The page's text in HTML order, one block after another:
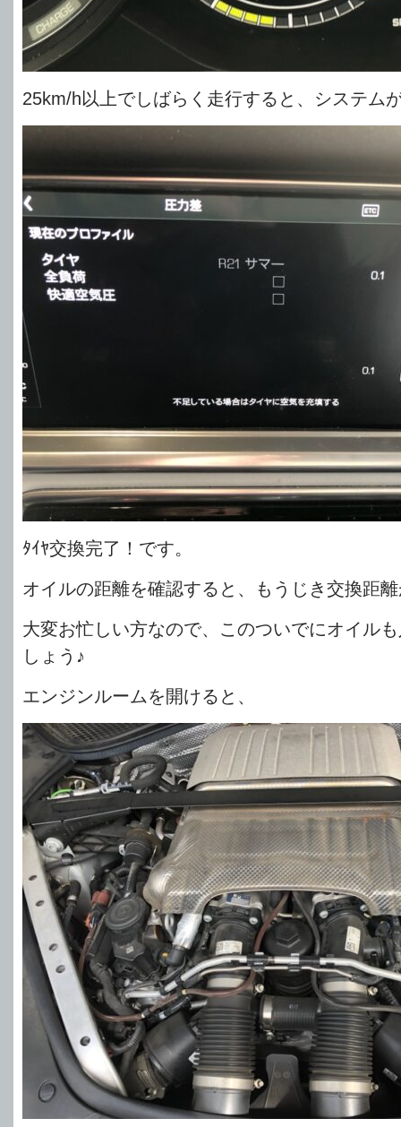
25km/h以上でしばらく走行すると、システム
ﾀｲﾔ交換完了！です。
オイルの距離を確認すると、もうじき交換距
大変お忙しい方なので、このついでにオイル
しょう♪
エンジンルームを開けると、